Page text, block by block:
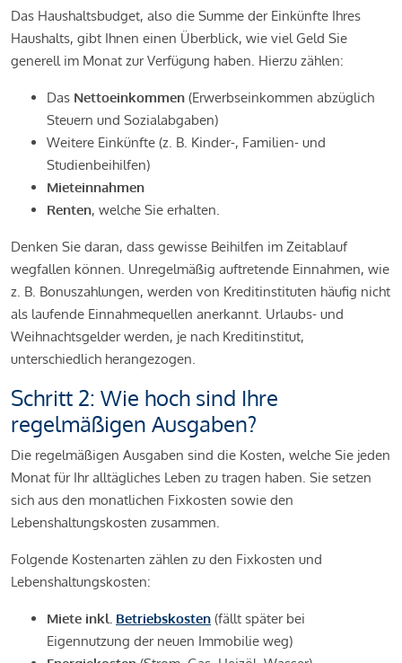
Das Haushaltsbudget, also die Summe der Einkünfte Ihres
Haushalts, gibt Ihnen einen Überblick, wie viel Geld Sie
generell im Monat zur Verfügung haben. Hierzu zählen:
Das Nettoeinkommen (Erwerbseinkommen abzüglich
Steuern und Sozialabgaben)
Weitere Einkünfte (z. B. Kinder-, Familien- und
Studienbeihilfen)
Mieteinnahmen
Renten, welche Sie erhalten.
Denken Sie daran, dass gewisse Beihilfen im Zeitablauf
wegfallen können. Unregelmäßig auftretende Einnahmen, wie
z. B. Bonuszahlungen, werden von Kreditinstituten häufig nicht
als laufende Einnahmequellen anerkannt. Urlaubs- und
Weihnachtsgelder werden, je nach Kreditinstitut,
unterschiedlich herangezogen.
Schritt 2: Wie hoch sind Ihre
regelmäßigen Ausgaben?
Die regelmäßigen Ausgaben sind die Kosten, welche Sie jeden
Monat für Ihr alltägliches Leben zu tragen haben. Sie setzen
sich aus den monatlichen Fixkosten sowie den
Lebenshaltungskosten zusammen.
Folgende Kostenarten zählen zu den Fixkosten und
Lebenshaltungskosten:
Miete inkl. Betriebskosten (fällt später bei
Eigennutzung der neuen Immobilie weg)